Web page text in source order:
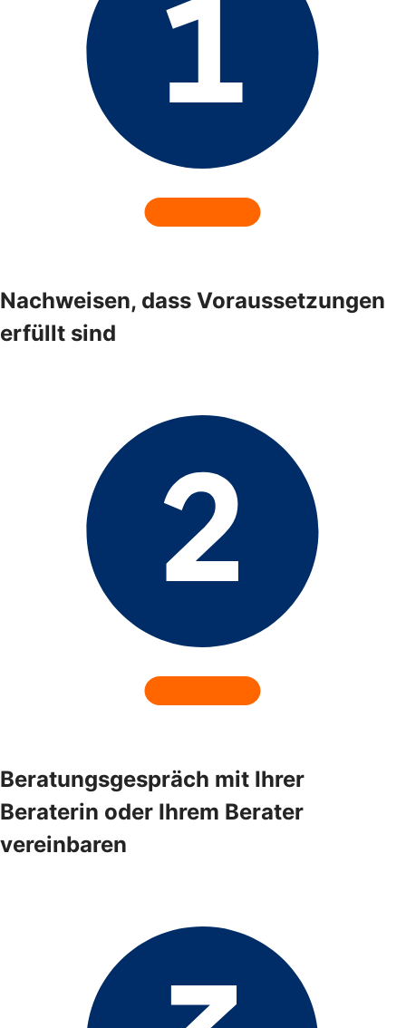
Nachweisen, dass Voraussetzungen
erfüllt sind
Beratungsgespräch mit Ihrer
Beraterin oder Ihrem Berater
vereinbaren